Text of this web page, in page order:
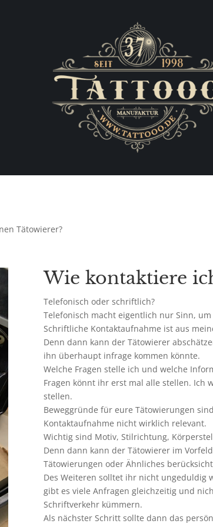
Tätowierer?
Wie kontaktiere
Telefonisch oder schriftlich?
Telefonisch macht eigentlich nur Sinn,
Schriftliche Kontaktaufnahme ist aus
Denn dann kann der Tätowierer
ihn überhaupt infrage kommen könnte.
Welche Fragen stelle ich und welche
Fragen könnt ihr erst mal alle stellen. Ich
stellen.
Beweggründe für eure Tätowierungen
Kontaktaufnahme nicht wirklich relevant.
Wichtig sind Motiv, Stilrichtung,
Denn dann kann der Tätowierer im
Tätowierungen oder Ähnliches
Des Weiteren solltet ihr nicht ungeduldig
gibt es viele Anfragen gleichzeitig und
Schriftverkehr kümmern.
Als nächster Schritt sollte dann das